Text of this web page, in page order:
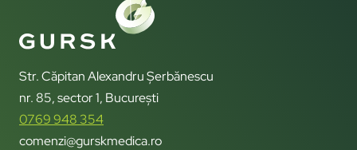
Str. Căpitan Alexandru Șerbănescu
nr. 85, sector 1, București
0769 948 354
comenzi@gurskmedica.ro